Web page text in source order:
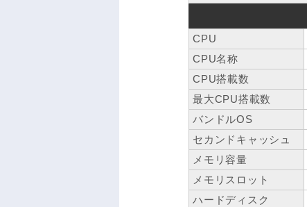
CPU
CPU名称
CPU搭載数
最大CPU搭載数
バンドルOS
セカンドキャッシュ
メモリ容量
メモリスロット
ハードディスク